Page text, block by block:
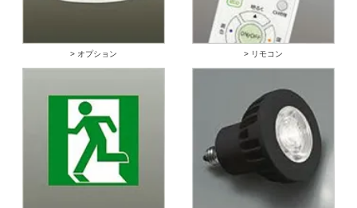
> オプション > リモコン